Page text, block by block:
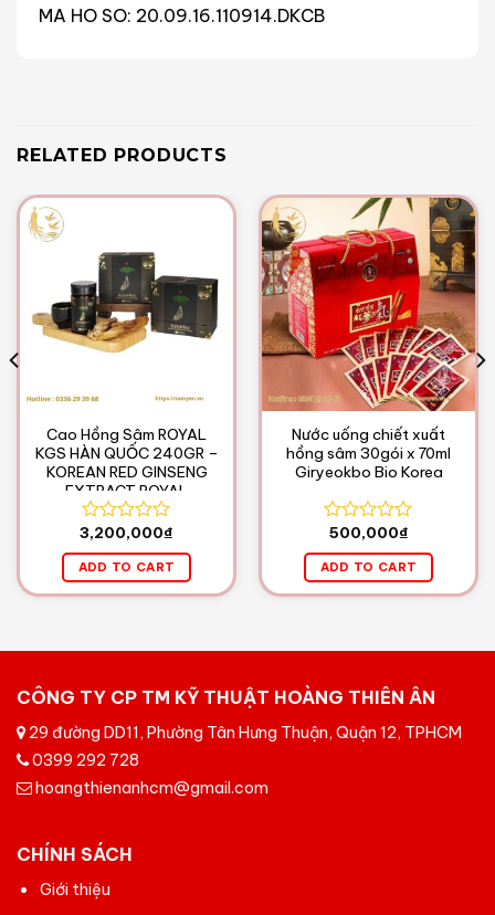
MA HO SO: 20.09.16.110914.DKCB
RELATED PRODUCTS
Cao Hồng Sâm ROYAL
KGS HÀN QUỐC 240GR –
KOREAN RED GINSENG
EXTRACT ROYAL
Rated
0
out
of
3,200,000₫
ADD TO CART
Nước uống chiết xuất
hồng sâm 30gói x 70ml
Giryeokbo Bio Korea
Rated
0
out
of
500,000₫
ADD TO CART
CÔNG TY CP TM KỸ THUẬT HOÀNG THIÊN ÂN
29 đường DD11, Phường Tân Hưng Thuận, Quận 12, TPHCM
0399 292 728
hoangthienanhcm@gmail.com
CHÍNH SÁCH
Giới thiệu